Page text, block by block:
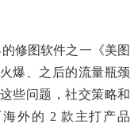
修图软件之一《美图
爆、之后的流量瓶颈
些问题，社交策略和
外的 2 款主打产品